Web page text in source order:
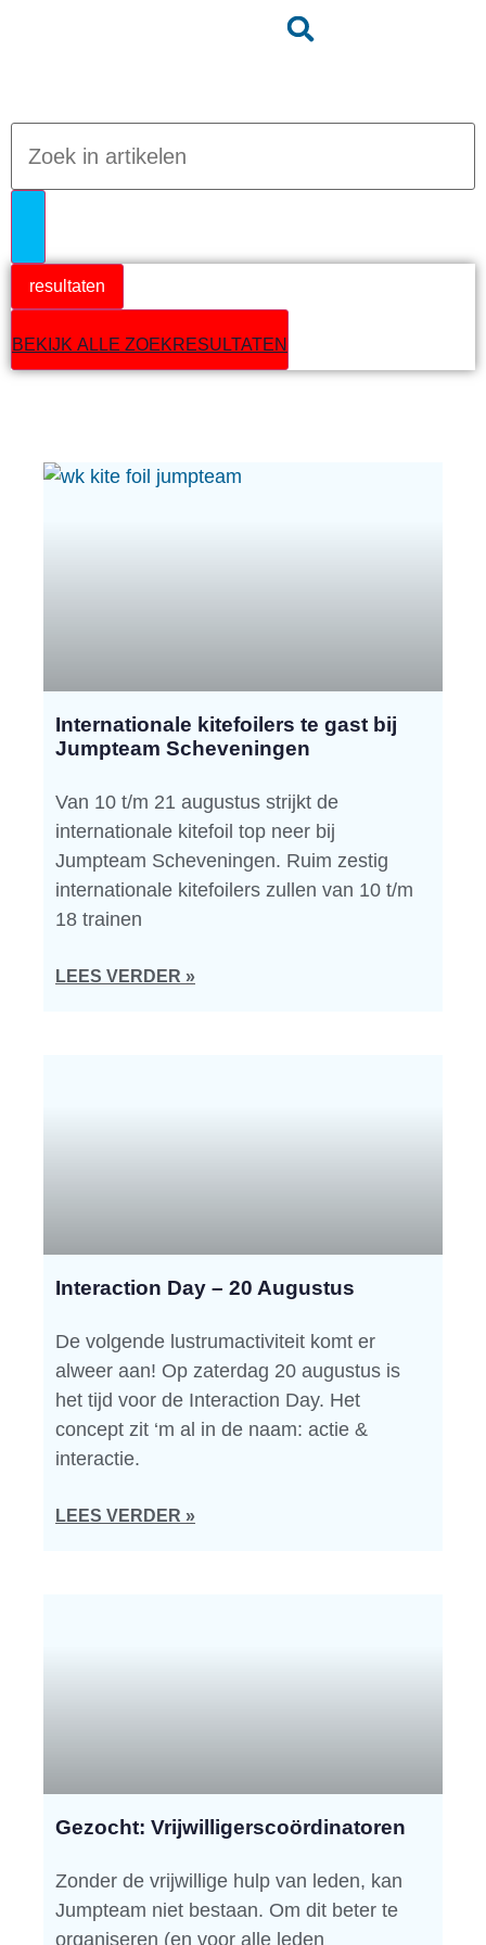
resultaten
BEKIJK ALLE ZOEKRESULTATEN
Internationale kitefoilers te gast bij
Jumpteam Scheveningen
Van 10 t/m 21 augustus strijkt de
internationale kitefoil top neer bij
Jumpteam Scheveningen. Ruim zestig
internationale kitefoilers zullen van 10 t/m
18 trainen
LEES VERDER »
Interaction Day – 20 Augustus
De volgende lustrumactiviteit komt er
alweer aan! Op zaterdag 20 augustus is
het tijd voor de Interaction Day. Het
concept zit ‘m al in de naam: actie &
interactie.
LEES VERDER »
Gezocht: Vrijwilligerscoördinatoren
Zonder de vrijwillige hulp van leden, kan
Jumpteam niet bestaan. Om dit beter te
organiseren (en voor alle leden